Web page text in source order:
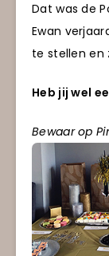
Dat was de
Ewan
te stellen en
Heb jij wel
Bewaar op